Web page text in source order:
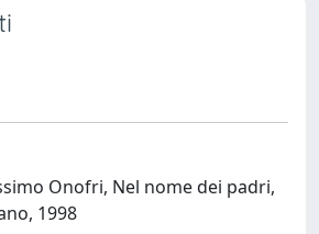
Onofri, Nel nome dei padri,
1998